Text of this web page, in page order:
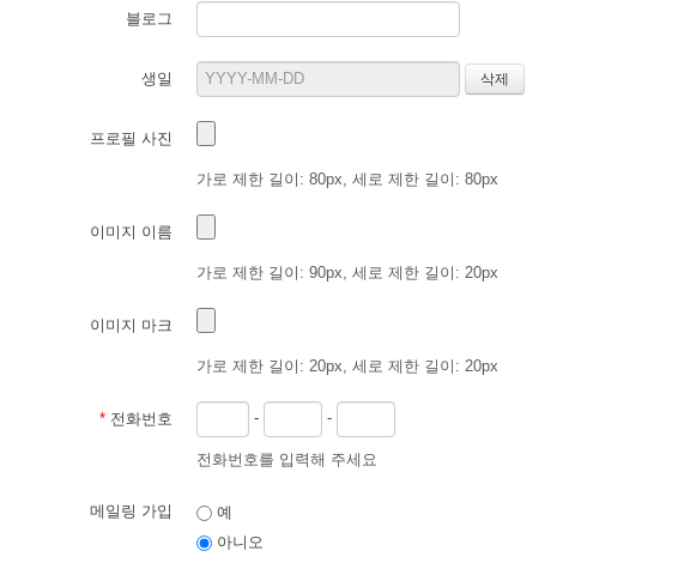
블로그
생일
프로필 사진
가로 제한 길이: 80px, 세로 제한 길이: 80px
이미지 이름
가로 제한 길이: 90px, 세로 제한 길이: 20px
이미지 마크
가로 제한 길이: 20px, 세로 제한 길이: 20px
* 전화번호 - -
전화번호를 입력해 주세요
메일링 가입
예
아니오